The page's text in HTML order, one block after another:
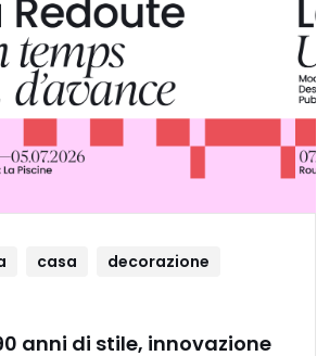
casa
decorazione
anni di stile, innovazione